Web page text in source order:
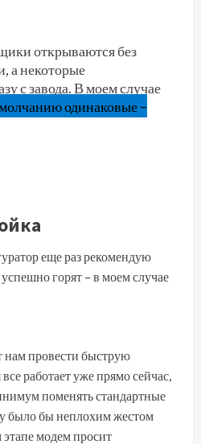
открываются без
а некоторые
с завода. В моем случае
одинаковые –
еще раз рекомендую
горят – в моем случае
нам провести быструю
работает уже прямо сейчас,
поменять стандартные
было бы неплохим жестом
модем просит